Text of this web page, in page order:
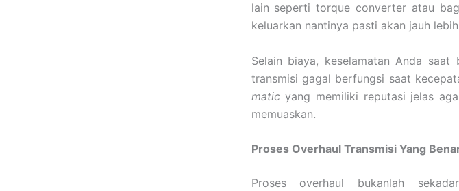
lain seperti torque converter atau
keluarkan nantinya pasti akan jauh
Selain biaya, keselamatan Anda
transmisi gagal berfungsi saat
maticyang memiliki reputasi jelas
memuaskan.
Proses Overhaul Transmisi Yang
Proses overhaul bukanlah